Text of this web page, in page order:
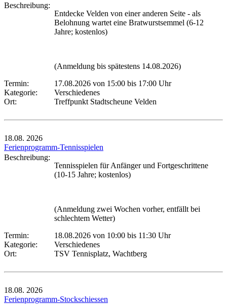
Beschreibung:
Entdecke Velden von einer anderen Seite - als
Belohnung wartet eine Bratwurstsemmel (6-12
Jahre; kostenlos)
(Anmeldung bis spätestens 14.08.2026)
Termin:
17.08.2026 von 15:00 bis 17:00 Uhr
Kategorie:
Verschiedenes
Ort:
Treffpunkt Stadtscheune Velden
18.08. 2026
Ferienprogramm-Tennisspielen
Beschreibung:
Tennisspielen für Anfänger und Fortgeschrittene
(10-15 Jahre; kostenlos)
(Anmeldung zwei Wochen vorher, entfällt bei
schlechtem Wetter)
Termin:
18.08.2026 von 10:00 bis 11:30 Uhr
Kategorie:
Verschiedenes
Ort:
TSV Tennisplatz, Wachtberg
18.08. 2026
Ferienprogramm-Stockschiessen